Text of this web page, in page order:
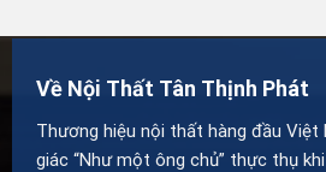
Về Nội Thất Tân Thịnh Phát
Thương hiệu nội thất hàng đầu Việt
giác “Như một ông chủ” thực thụ